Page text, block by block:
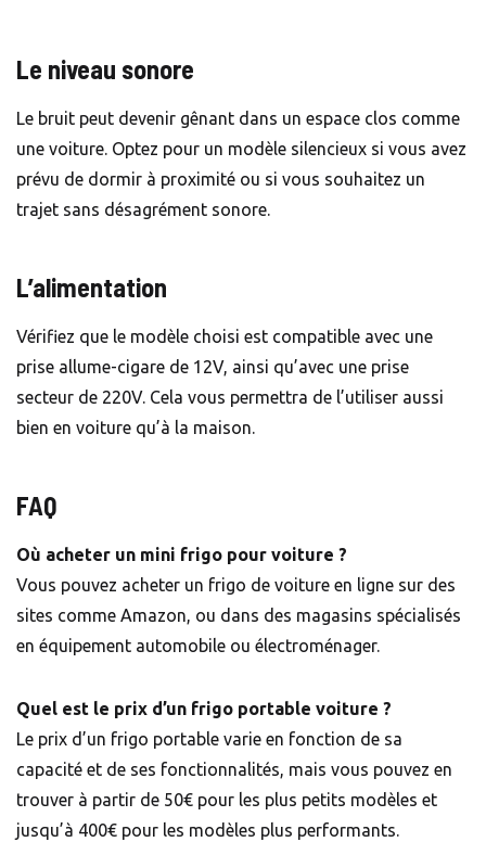
Le niveau sonore
Le bruit peut devenir gênant dans un espace clos comme
une voiture. Optez pour un modèle silencieux si vous avez
prévu de dormir à proximité ou si vous souhaitez un
trajet sans désagrément sonore.
L’alimentation
Vérifiez que le modèle choisi est compatible avec une
prise allume-cigare de 12V, ainsi qu’avec une prise
secteur de 220V. Cela vous permettra de l’utiliser aussi
bien en voiture qu’à la maison.
FAQ
Où acheter un mini frigo pour voiture ?
Vous pouvez acheter un frigo de voiture en ligne sur des
sites comme Amazon, ou dans des magasins spécialisés
en équipement automobile ou électroménager.
Quel est le prix d’un frigo portable voiture ?
Le prix d’un frigo portable varie en fonction de sa
capacité et de ses fonctionnalités, mais vous pouvez en
trouver à partir de 50€ pour les plus petits modèles et
jusqu’à 400€ pour les modèles plus performants.